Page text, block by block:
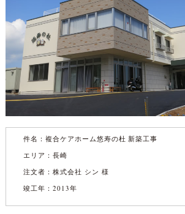
件名：複合ケアホーム悠寿の杜 新築工事
エリア：長崎
注文者：株式会社 シン 様
竣工年：2013年